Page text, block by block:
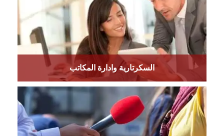
السكرتارية وادارة المكاتب